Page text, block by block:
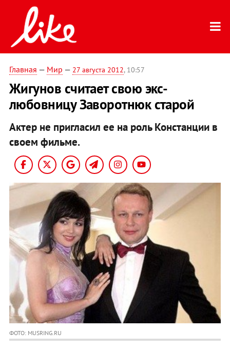
Главная — Мир — 27 августа 2012, 10:57
Жигунов считает свою экс-
любовницу Заворотнюк старой
Актер не пригласил ее на роль Констанции в
своем фильме.
ФОТО: MUSRING.RU